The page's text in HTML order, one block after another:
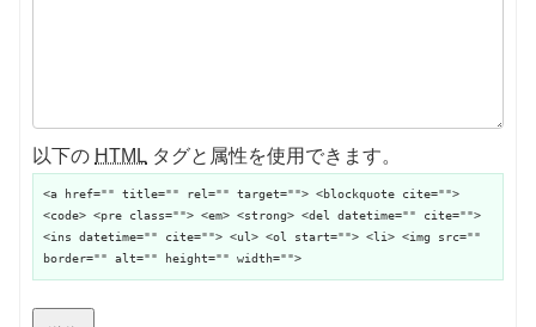
以下の HTML タグと属性を使用できます。
<a href="" title="" rel="" target=""> <blockquote cite="">
<code> <pre class=""> <em> <strong> <del datetime="" cite="">
<ins datetime="" cite=""> <ul> <ol start=""> <li> <img src=""
border="" alt="" height="" width="">